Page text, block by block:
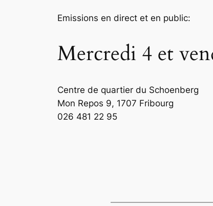
Emissions en direct et en public:
Mercredi 4 et
Centre de quartier du Schoenberg
Mon Repos 9, 1707 Fribourg
026 481 22 95